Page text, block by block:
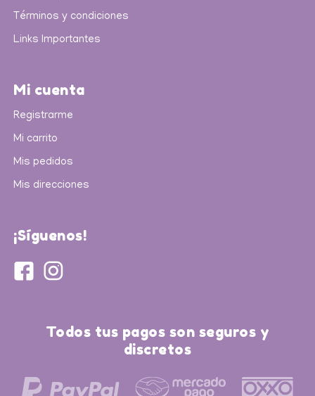
Términos y condiciones
Links Importantes
Mi cuenta
Registrarme
Mi carrito
Mis pedidos
Mis direcciones
¡Síguenos!
Todos tus pagos son seguros y
discretos